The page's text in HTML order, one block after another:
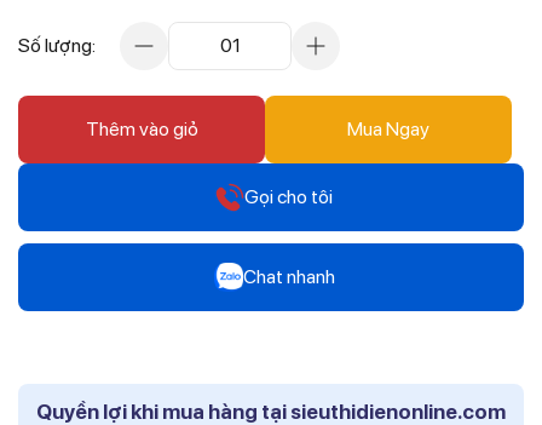
Số lượng: 01
Thêm vào giỏ Mua Ngay
Gọi cho tôi
0916 804 808
Chat nhanh
Mr Trâm - Điện Thái Dương
Quyền lợi khi mua hàng tại sieuthidienonline.com